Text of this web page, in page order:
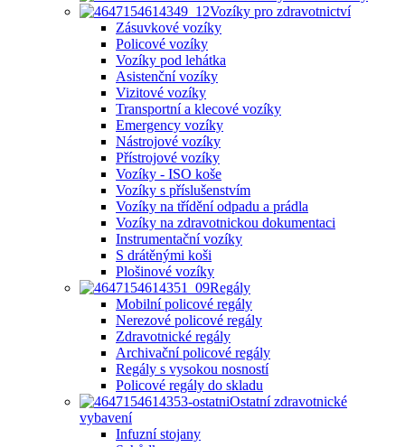
Vozíky pro zdravotnictví
Zásuvkové vozíky
Policové vozíky
Vozíky pod lehátka
Asistenční vozíky
Vizitové vozíky
Transportní a klecové vozíky
Emergency vozíky
Nástrojové vozíky
Přístrojové vozíky
Vozíky - ISO koše
Vozíky s příslušenstvím
Vozíky na třídění odpadu a prádla
Vozíky na zdravotnickou dokumentaci
Instrumentační vozíky
S drátěnými koši
Plošinové vozíky
Regály
Mobilní policové regály
Nerezové policové regály
Zdravotnické regály
Archivační policové regály
Regály s vysokou nosností
Policové regály do skladu
Ostatní zdravotnické
vybavení
Infuzní stojany